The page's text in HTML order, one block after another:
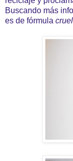
Buscando más
es de fórmula